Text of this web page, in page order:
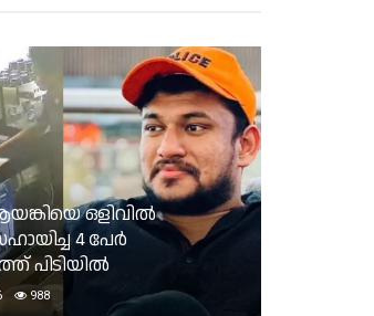
ഒളിവിൽ
4 പേര്‍
പിടിയില്‍
988